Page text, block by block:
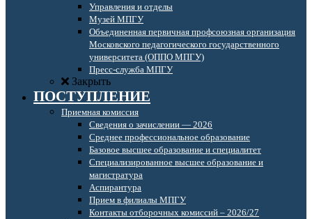
Управления и отделы
Музей МПГУ
Объединенная первичная профсоюзная организация
Московского педагогического государственного
университета (ОППО МПГУ)
Пресс-служба МПГУ
Закрыть
ПОСТУПЛЕНИЕ
Приемная комиссия
Сведения о зачислении — 2026
Среднее профессиональное образование
Базовое высшее образование и специалитет
Специализированное высшее образование и
магистратура
Аспирантура
Прием в филиалы МПГУ
Контакты отборочных комиссий – 2026/27